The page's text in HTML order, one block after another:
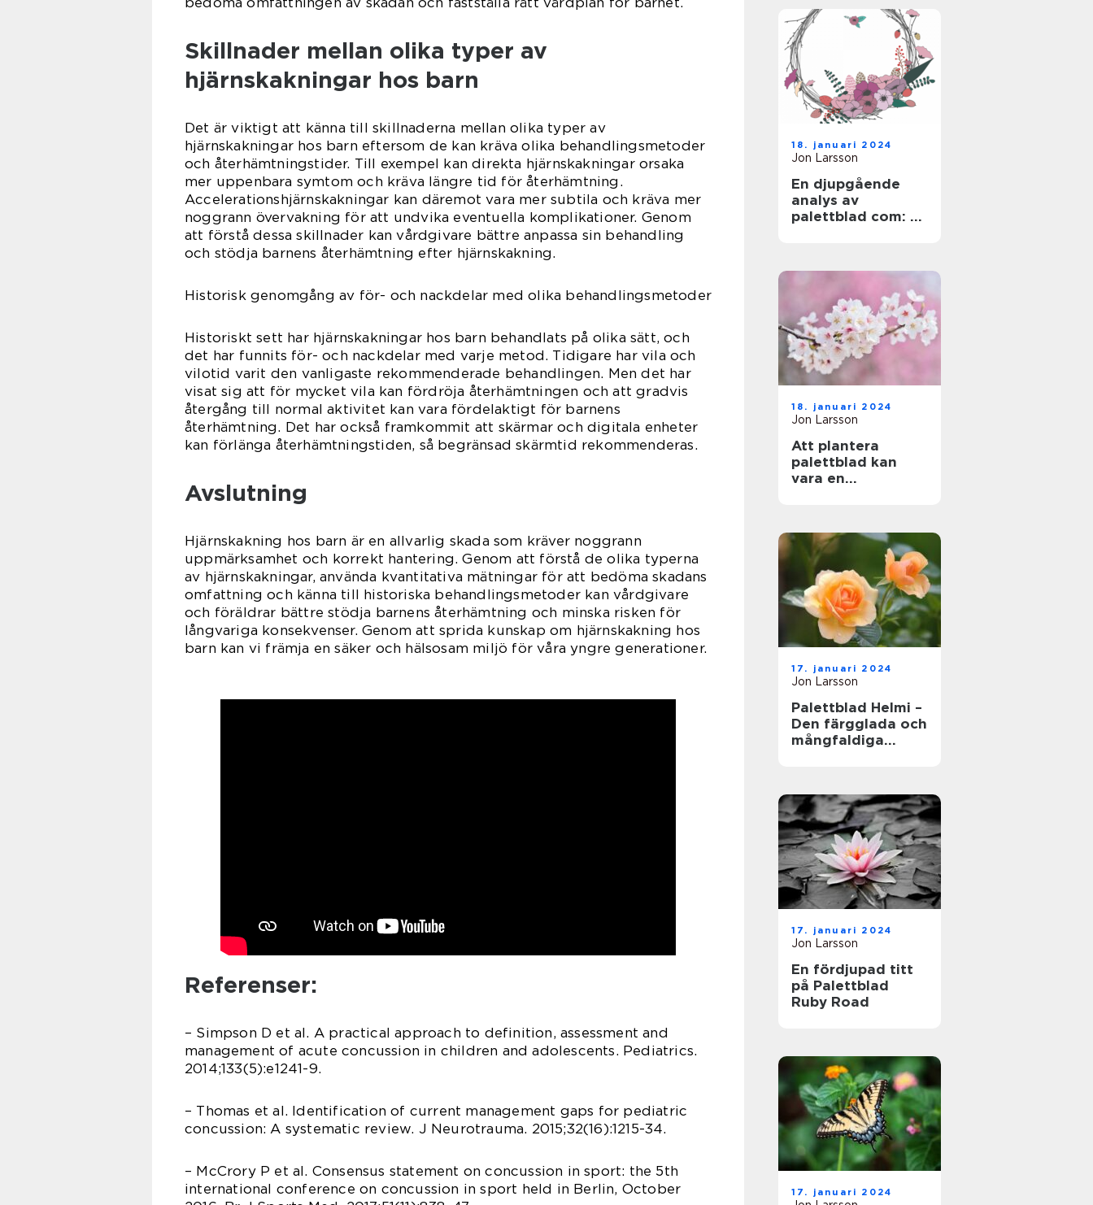
Skillnader mellan olika typer av
hjärnskakningar hos barn
Det är viktigt att känna till skillnaderna mellan olika typer av
hjärnskakningar hos barn eftersom de kan kräva olika behandlingsmetoder
och återhämtningstider. Till exempel kan direkta hjärnskakningar orsaka
mer uppenbara symtom och kräva längre tid för återhämtning.
Accelerationshjärnskakningar kan däremot vara mer subtila och kräva mer
noggrann övervakning för att undvika eventuella komplikationer. Genom
att förstå dessa skillnader kan vårdgivare bättre anpassa sin behandling
och stödja barnens återhämtning efter hjärnskakning.
Historisk genomgång av för- och nackdelar med olika behandlingsmetoder
Historiskt sett har hjärnskakningar hos barn behandlats på olika sätt, och
det har funnits för- och nackdelar med varje metod. Tidigare har vila och
vilotid varit den vanligaste rekommenderade behandlingen. Men det har
visat sig att för mycket vila kan fördröja återhämtningen och att gradvis
återgång till normal aktivitet kan vara fördelaktigt för barnens
återhämtning. Det har också framkommit att skärmar och digitala enheter
kan förlänga återhämtningstiden, så begränsad skärmtid rekommenderas.
Avslutning
Hjärnskakning hos barn är en allvarlig skada som kräver noggrann
uppmärksamhet och korrekt hantering. Genom att förstå de olika typerna
av hjärnskakningar, använda kvantitativa mätningar för att bedöma skadans
omfattning och känna till historiska behandlingsmetoder kan vårdgivare
och föräldrar bättre stödja barnens återhämtning och minska risken för
långvariga konsekvenser. Genom att sprida kunskap om hjärnskakning hos
barn kan vi främja en säker och hälsosam miljö för våra yngre generationer.
Referenser:
– Simpson D et al. A practical approach to definition, assessment and
management of acute concussion in children and adolescents. Pediatrics.
2014;133(5):e1241-9.
– Thomas et al. Identification of current management gaps for pediatric
concussion: A systematic review. J Neurotrauma. 2015;32(16):1215-34.
– McCrory P et al. Consensus statement on concussion in sport: the 5th
international conference on concussion in sport held in Berlin, October
18. januari 2024
Jon Larsson
En djupgående
analys av
palettblad com: En
18. januari 2024
Jon Larsson
Att plantera
palettblad kan
vara en
trädgårdsmästare
och nybörjare
17. januari 2024
Jon Larsson
Palettblad Helmi –
Den färgglada och
mångfaldiga
17. januari 2024
Jon Larsson
En fördjupad titt
på Palettblad
Ruby Road
17. januari 2024